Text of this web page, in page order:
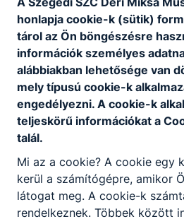
annak, aki a
részvételre jogosult.
az első képesítő vizsga
térítésmentesen
nem rendelkeznek az új
rendszerben szerzett
Munka mellett is tudok
államilag elismert
Az iskolák a felnőttek
honlapja cookie-k (sütik)
tárol az Ön böngészésre
információk személyes
alábbiakban lehetősége van
mely típusú cookie-k
engedélyezni. A cookie-k
teljeskörű információkat a
talál.
Mi az a cookie? A cookie egy
kerül a számítógépre, amikor
látogat meg. A cookie-k
rendelkeznek. Többek között